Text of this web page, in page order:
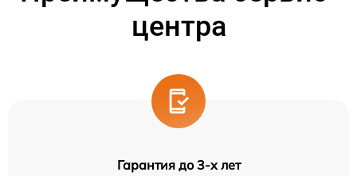
центра
Гарантия до 3-х лет